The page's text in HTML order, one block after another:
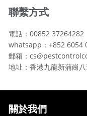
聯繫方式
電話：00852 37264282
whatsapp：+852 6054
郵箱：
地址：香港九龍新蒲崗
關於我們